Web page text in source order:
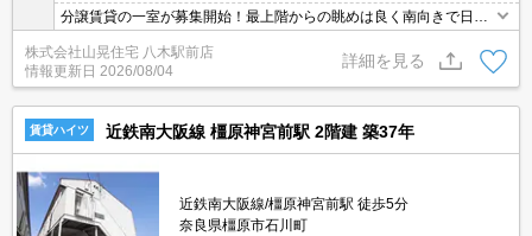
分譲賃貸の一室が募集開始！最上階からの眺めは良く南向きで日当
たりもＧＯＯＤ！エアコン、ＴＶモニターホンも付いておりガスコ
ンロも設置済！中も綺麗に仕上がっておりますので是非一度ご覧く
ださい。
株式会社山晃住宅 八木駅前店
情報更新日 2026/08/04
詳細を見る
賃貸ハイツ 近鉄南大阪線 橿原神宮前駅 2階建 築37年
近鉄南大阪線/橿原神宮前駅 徒歩5分
奈良県橿原市石川町